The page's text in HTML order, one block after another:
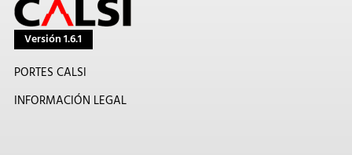
Versión 1.6.1
PORTES CALSI
INFORMACIÓN LEGAL